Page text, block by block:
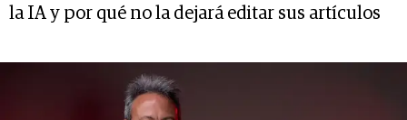
la IA y por qué no la dejará editar sus artículos